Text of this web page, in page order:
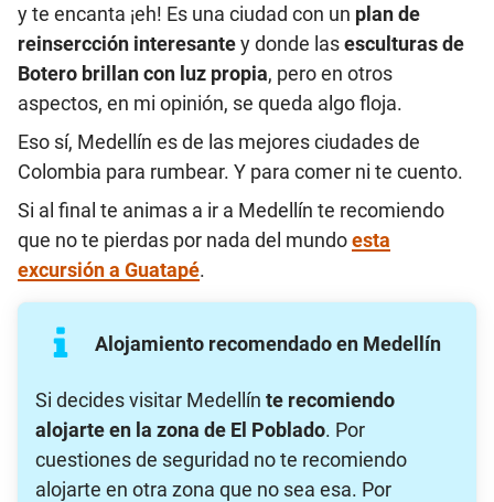
y te encanta ¡eh! Es una ciudad con un plan de
reinsercción interesantey donde lasesculturas de
Botero brillan con luz propia, pero en otros
aspectos, en mi opinión, se queda algo floja.
Eso sí, Medellín es de las mejores ciudades de
Colombia para rumbear. Y para comer ni te cuento.
Si al final te animas a ir a Medellín te recomiendo
que no te pierdas por nada del mundoesta
excursión a Guatapé.
Alojamiento recomendado en Medellín
Si decides visitar Medellín te recomiendo
alojarte en la zona de El Poblado. Por
cuestiones de seguridad no te recomiendo
alojarte en otra zona que no sea esa. Por